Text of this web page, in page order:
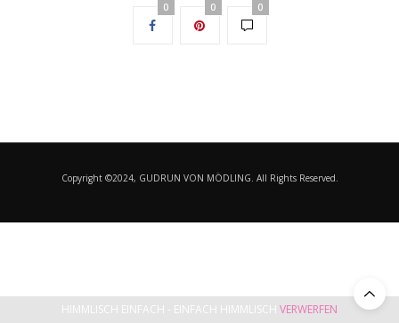
HIMMLISCH EINFACH - EINFACH HIMMLISCH VERWERFEN
0 0 0
Copyright ©2024, GUDRUN VON MÖDLING. All Rights Reserved.